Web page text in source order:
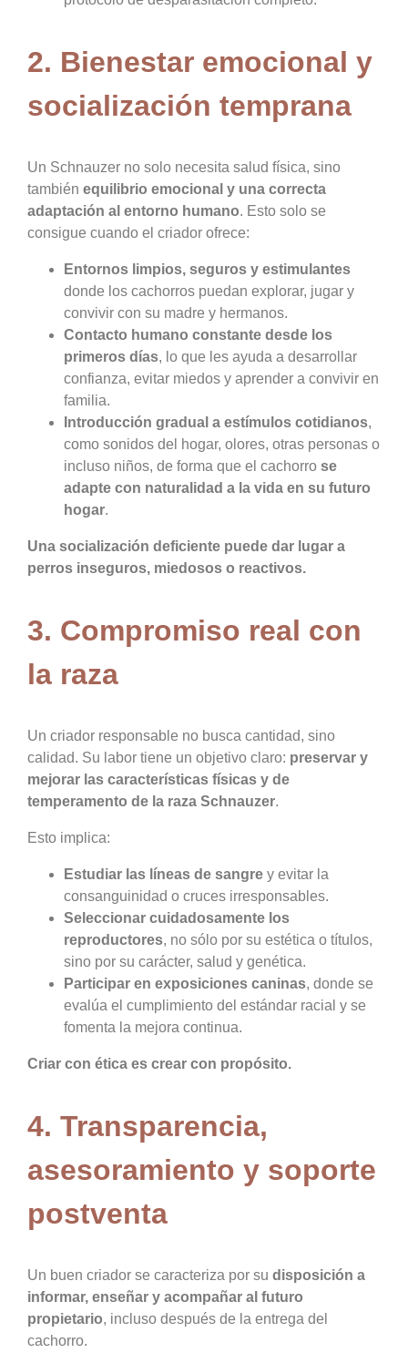
2. Bienestar emocional y
socialización temprana
Un Schnauzer no solo necesita salud física, sino
también equilibrio emocional y una correcta
adaptación al entorno humano. Esto solo se
consigue cuando el criador ofrece:
Entornos limpios, seguros y estimulantes
donde los cachorros puedan explorar, jugar y
convivir con su madre y hermanos.
Contacto humano constante desde los
primeros días, lo que les ayuda a desarrollar
confianza, evitar miedos y aprender a convivir en
familia.
Introducción gradual a estímulos cotidianos,
como sonidos del hogar, olores, otras personas o
incluso niños, de forma que el cachorro se
adapte con naturalidad a la vida en su futuro
hogar.
Una socialización deficiente puede dar lugar a
perros inseguros, miedosos o reactivos.
3. Compromiso real con
la raza
Un criador responsable no busca cantidad, sino
calidad. Su labor tiene un objetivo claro: preservar y
mejorar las características físicas y de
temperamento de la raza Schnauzer.
Esto implica:
Estudiar las líneas de sangrey evitar la
consanguinidad o cruces irresponsables.
Seleccionar cuidadosamente los
reproductores, no sólo por su estética o títulos,
sino por su carácter, salud y genética.
Participar en exposiciones caninas, donde se
evalúa el cumplimiento del estándar racial y se
fomenta la mejora continua.
Criar con ética es crear con propósito.
4. Transparencia,
asesoramiento y soporte
postventa
Un buen criador se caracteriza por su disposición a
informar, enseñar y acompañar al futuro
propietario, incluso después de la entrega del
cachorro.